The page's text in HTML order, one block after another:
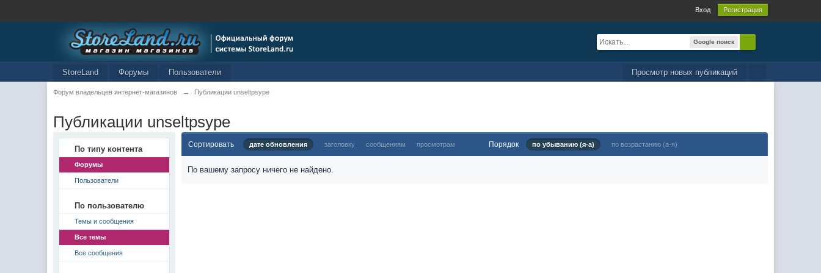
Вход Регистрация
Google поиск
Просмотр новых публикаций
StoreLand Форумы Пользователи
Форум владельцев интернет-магазинов → Публикации unseltpsype
Публикации unseltpsype
По типу контента
Форумы
Пользователи
По пользователю
Темы и сообщения
Все темы
Все сообщения
Сортировать дате обновления заголовку сообщениям просмотрам Порядок по убыванию (я-а) по возрастанию (а-я)
По вашему запросу ничего не найдено.